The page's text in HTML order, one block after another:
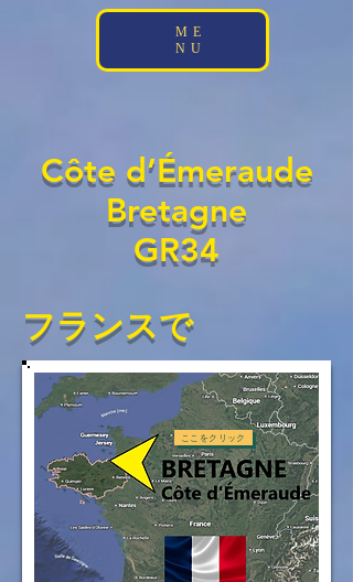
ME
NU
Côte d’Émeraude
Bretagne
GR34
フランスで
ここをクリック